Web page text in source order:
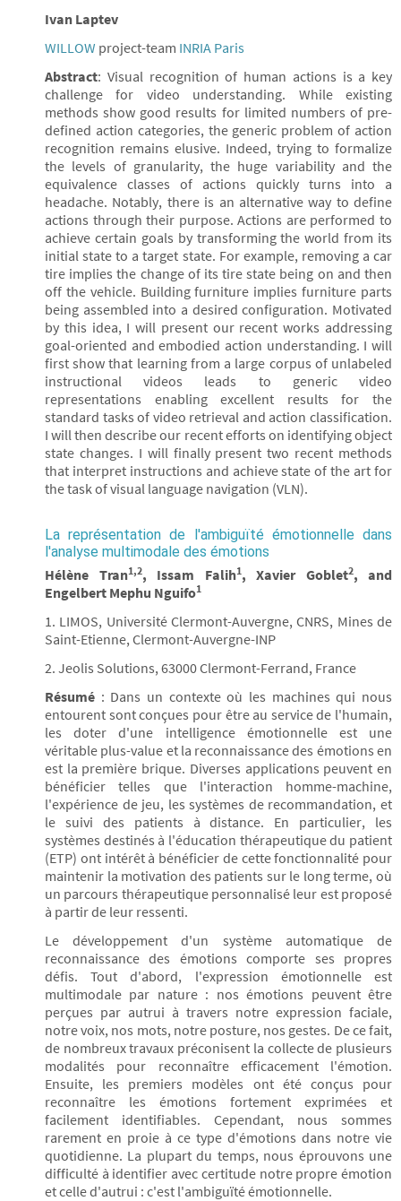
Ivan Laptev
WILLOW project-team INRIA Paris
Abstract: Visual recognition of human actions is a key
challenge for video understanding. While existing
methods show good results for limited numbers of pre-
defined action categories, the generic problem of action
recognition remains elusive. Indeed, trying to formalize
the levels of granularity, the huge variability and the
equivalence classes of actions quickly turns into a
headache. Notably, there is an alternative way to define
actions through their purpose. Actions are performed to
achieve certain goals by transforming the world from its
initial state to a target state. For example, removing a car
tire implies the change of its tire state being on and then
off the vehicle. Building furniture implies furniture parts
being assembled into a desired configuration. Motivated
by this idea, I will present our recent works addressing
goal-oriented and embodied action understanding. I will
first show that learning from a large corpus of unlabeled
instructional videos leads to generic video
representations enabling excellent results for the
standard tasks of video retrieval and action classification.
I will then describe our recent efforts on identifying object
state changes. I will finally present two recent methods
that interpret instructions and achieve state of the art for
the task of visual language navigation (VLN).
La représentation de l'ambiguïté émotionnelle dans
l'analyse multimodale des émotions
Hélène Tran1,2, Issam Falih1, Xavier Goblet2, and
Engelbert Mephu Nguifo1
1. LIMOS, Université Clermont-Auvergne, CNRS, Mines de
Saint-Etienne, Clermont-Auvergne-INP
2. Jeolis Solutions, 63000 Clermont-Ferrand, France
Résumé : Dans un contexte où les machines qui nous
entourent sont conçues pour être au service de l'humain,
les doter d'une intelligence émotionnelle est une
véritable plus-value et la reconnaissance des émotions en
est la première brique. Diverses applications peuvent en
bénéficier telles que l'interaction homme-machine,
l'expérience de jeu, les systèmes de recommandation, et
le suivi des patients à distance. En particulier, les
systèmes destinés à l'éducation thérapeutique du patient
(ETP) ont intérêt à bénéficier de cette fonctionnalité pour
maintenir la motivation des patients sur le long terme, où
un parcours thérapeutique personnalisé leur est proposé
à partir de leur ressenti.
Le développement d'un système automatique de
reconnaissance des émotions comporte ses propres
défis. Tout d'abord, l'expression émotionnelle est
multimodale par nature : nos émotions peuvent être
perçues par autrui à travers notre expression faciale,
notre voix, nos mots, notre posture, nos gestes. De ce fait,
de nombreux travaux préconisent la collecte de plusieurs
modalités pour reconnaître efficacement l'émotion.
Ensuite, les premiers modèles ont été conçus pour
reconnaître les émotions fortement exprimées et
facilement identifiables. Cependant, nous sommes
rarement en proie à ce type d'émotions dans notre vie
quotidienne. La plupart du temps, nous éprouvons une
difficulté à identifier avec certitude notre propre émotion
et celle d'autrui : c'est l'ambiguïté émotionnelle.